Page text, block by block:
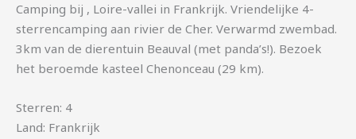
Camping bij , Loire-vallei in Frankrijk. Vriendelijke 4-
sterrencamping aan rivier de Cher. Verwarmd zwembad.
3km van de dierentuin Beauval (met panda’s!). Bezoek
het beroemde kasteel Chenonceau (29 km).
Sterren: 4
Land: Frankrijk